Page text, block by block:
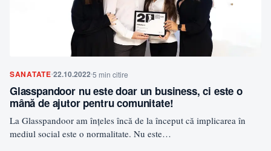
SANATATE 22.10.2022 5 min citire
Glasspandoor nu este doar un business, ci este o
mână de ajutor pentru comunitate!
La Glasspandoor am înțeles încă de la început că implicarea în
mediul social este o normalitate. Nu este…